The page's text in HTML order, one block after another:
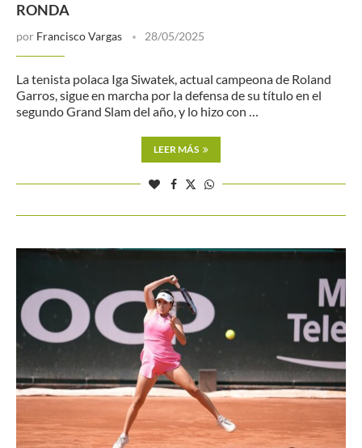
RONDA
por Francisco Vargas 28/05/2025
La tenista polaca Iga Siwatek, actual campeona de Roland
Garros, sigue en marcha por la defensa de su título en el
segundo Grand Slam del año, y lo hizo con …
LEER MÁS